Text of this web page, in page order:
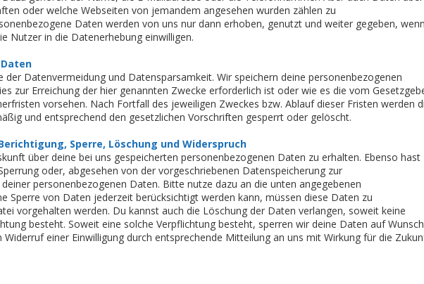
oder welche Webseiten von jemandem angesehen wurden zählen zu
Daten werden von uns nur dann erhoben, genutzt und weiter gegeben, wenn
Nutzer in die Datenerhebung einwilligen.
der Datenvermeidung und Datensparsamkeit. Wir speichern deine personenbezogenen
zur Erreichung der hier genannten Zwecke erforderlich ist oder wie es die vom
vorsehen. Nach Fortfall des jeweiligen Zweckes bzw. Ablauf dieser Fristen werden
und entsprechend den gesetzlichen Vorschriften gesperrt oder gelöscht.
Sperre, Löschung und Widerspruch
über deine bei uns gespeicherten personenbezogenen Daten zu erhalten. Ebenso hast
oder, abgesehen von der vorgeschriebenen Datenspeicherung zur
personenbezogenen Daten. Bitte nutze dazu an die unten angegebenen
Sperre von Daten jederzeit berücksichtigt werden kann, müssen diese Daten zu
vorgehalten werden. Du kannst auch die Löschung der Daten verlangen, soweit keine
besteht. Soweit eine solche Verpflichtung besteht, sperren wir deine Daten auf
einer Einwilligung durch entsprechende Mitteilung an uns mit Wirkung für die